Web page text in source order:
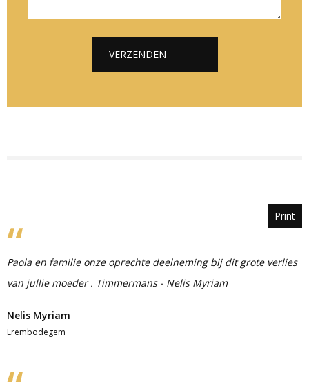
VERZENDEN
Print
Paola en familie onze oprechte deelneming bij dit grote verlies
van jullie moeder . Timmermans - Nelis Myriam
Nelis Myriam
Erembodegem